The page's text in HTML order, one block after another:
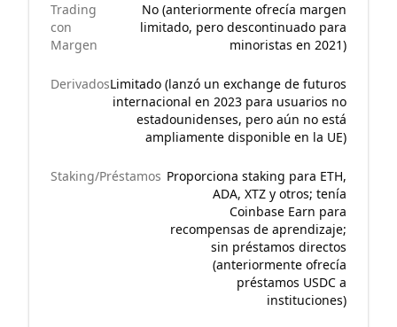
Trading
con
Margen
No (anteriormente ofrecía margen
limitado, pero descontinuado para
minoristas en 2021)
DerivadosLimitado (lanzó un exchange de futuros
internacional en 2023 para usuarios no
estadounidenses, pero aún no está
ampliamente disponible en la UE)
Staking/Préstamos Proporciona staking para ETH,
ADA, XTZ y otros; tenía
Coinbase Earn para
recompensas de aprendizaje;
sin préstamos directos
(anteriormente ofrecía
préstamos USDC a
instituciones)